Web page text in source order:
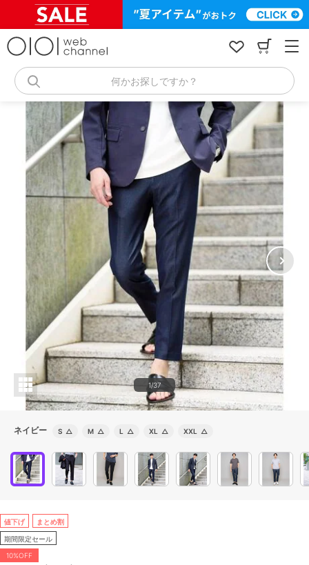
何かお探しですか？
1/37
ネイビー S △ M △ L △ XL △ XXL △
値下げ まとめ割
期間限定セール
10%OFF